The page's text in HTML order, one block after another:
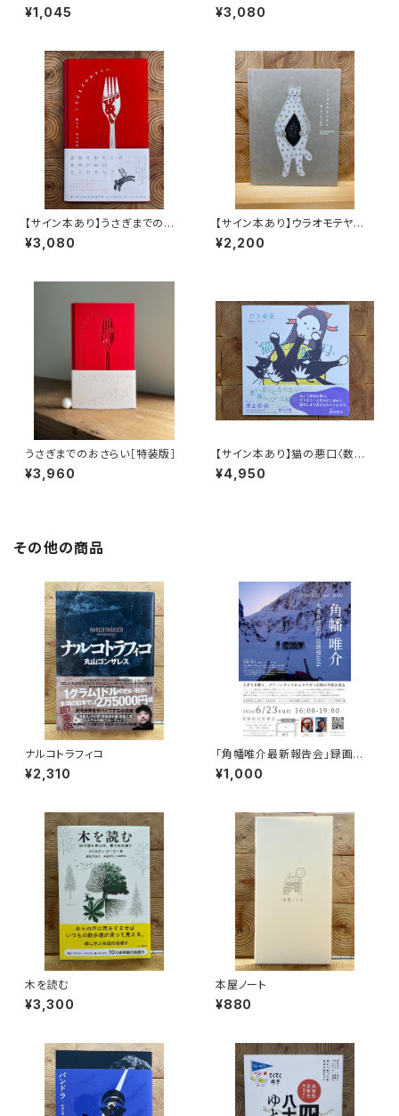
¥1,045 北極を風と歩く
¥3,080
【サイン本あり】うさぎまでのお
さらい［通常版］
¥3,080
【サイン本あり】ウラオモテヤマ
ネコ
¥2,200
うさぎまでのおさらい［特装版］
¥3,960
【サイン本あり】猫の悪口〈数量
限定・オリジナルトート付き〉
¥4,950
その他の商品
ナルコトラフィコ
¥2,310
「角幡唯介最新報告会」録画視
聴権
¥1,000
木を読む
¥3,300
本屋ノート
¥880